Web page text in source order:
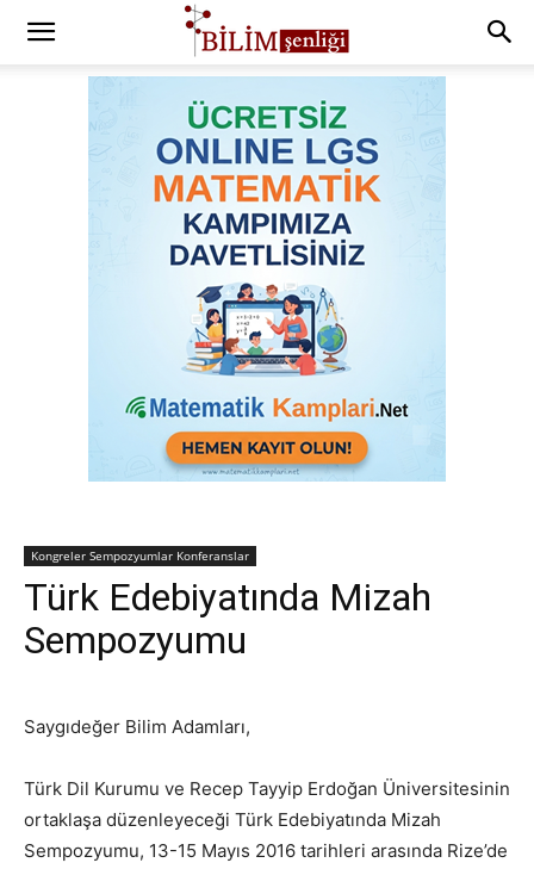
Kongreler Sempozyumlar Konferanslar
Türk Edebiyatında Mizah
Sempozyumu
Saygıdeğer Bilim Adamları,
Türk Dil Kurumu ve Recep Tayyip Erdoğan Üniversitesinin
ortaklaşa düzenleyeceği Türk Edebiyatında Mizah
Sempozyumu, 13-15 Mayıs 2016 tarihleri arasında Rize’de